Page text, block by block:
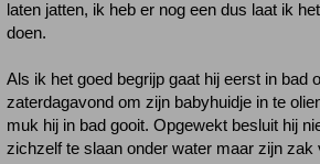
laten jatten, ik heb er nog een dus laat ik
doen.
Als ik het goed begrijp gaat hij eerst in bad
zaterdagavond om zijn babyhuidje in te
muk hij in bad gooit. Opgewekt besluit hij
zichzelf te slaan onder water maar zijn zak